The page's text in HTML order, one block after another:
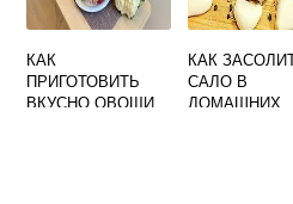
КАК
ПРИГОТОВИТЬ
ВКУСНО ОВОЩИ
КАК
САЛО В
ДОМАШНИХ